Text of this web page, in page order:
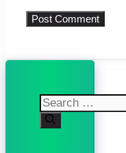
Search
for: